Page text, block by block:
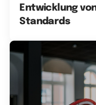
Entwicklung
Standards